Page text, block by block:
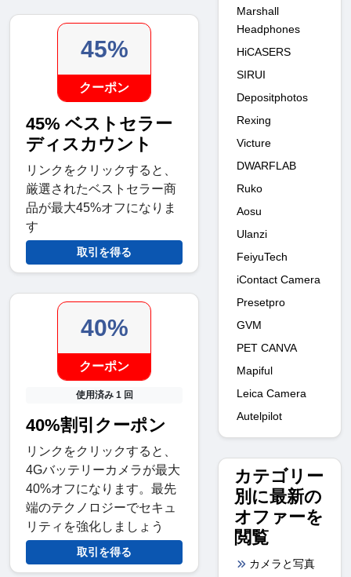
45%
クーポン
45% ベストセラー
ディスカウント
リンクをクリックすると、
厳選されたベストセラー商
品が最大45%オフになりま
す
取引を得る
40%
クーポン
使用済み 1 回
40%割引クーポン
リンクをクリックすると、
4Gバッテリーカメラが最大
40%オフになります。最先
端のテクノロジーでセキュ
リティを強化しましょう
取引を得る
Marshall
Headphones
HiCASERS
SIRUI
Depositphotos
Rexing
Victure
DWARFLAB
Ruko
Aosu
Ulanzi
FeiyuTech
iContact Camera
Presetpro
GVM
PET CANVA
Mapiful
Leica Camera
Autelpilot
カテゴリー
別に最新の
オファーを
閲覧
カメラと写真